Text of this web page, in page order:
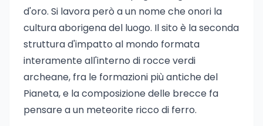
d'oro. Si lavora però a un nome che onori la
cultura aborigena del luogo. Il sito è la seconda
struttura d'impatto al mondo formata
interamente all'interno di rocce verdi
archeane, fra le formazioni più antiche del
Pianeta, e la composizione delle brecce fa
pensare a un meteorite ricco di ferro.